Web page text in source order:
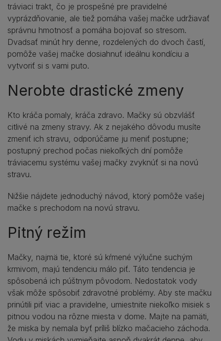
tráviaci trakt, čo je prospešné pre pravidelné
vyprázdňovanie, ale tiež pomáha vašej mačke udržiavať
správnu hmotnosť a pomáha bojovať so stresom.
Dvadsať minút hry denne, rozdelených do dvoch častí,
pomôže vašej mačke dosiahnuť ideálnu kondíciu a
vytvoriť si s vami puto.
Nerobte drastické zmeny
Kto kráča pomaly, kráča zdravo. Mačky sú obzvlášť
citlivé na zmeny stravy. Ak z nejakého dôvodu musíte
zmeniť ich stravu, odporúčame ju meniť postupne;
postupný prechod počas niekoľkých dní pomôže
tráviacemu systému vašej mačky zvyknúť si na novú
stravu.
Nižšie nájdete jednoduchý návod, ktorý pomôže vašej
mačke s prechodom na novú stravu.
Pitný režim
Mačky, najmä tie, ktoré sú kŕmené výlučne suchým
krmivom, majú tendenciu málo piť. Táto tendencia je
spôsobená ich púštnym pôvodom. Nedostatok vody
však môže spôsobiť zdravotné problémy. Aby ste mačku
prinútili piť viac a pravidelne, umiestnite niekoľko misiek s
pitnou vodou na rôzne miesta v dome. Majte na pamäti,
že miska by nemala byť príliš blízko mačacieho záchoda.